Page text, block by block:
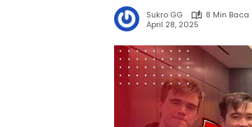
Sukro GG
8 Min Baca
April 28, 2025